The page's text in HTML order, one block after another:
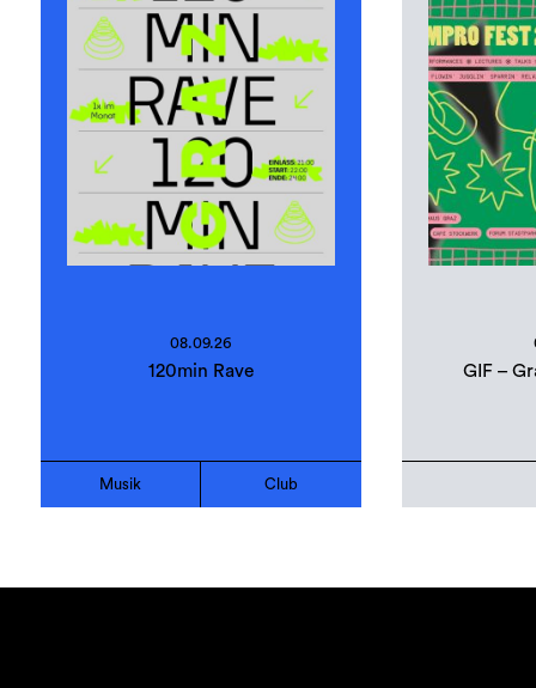
08.09.26
120min Rave
Musik Club
GIF –